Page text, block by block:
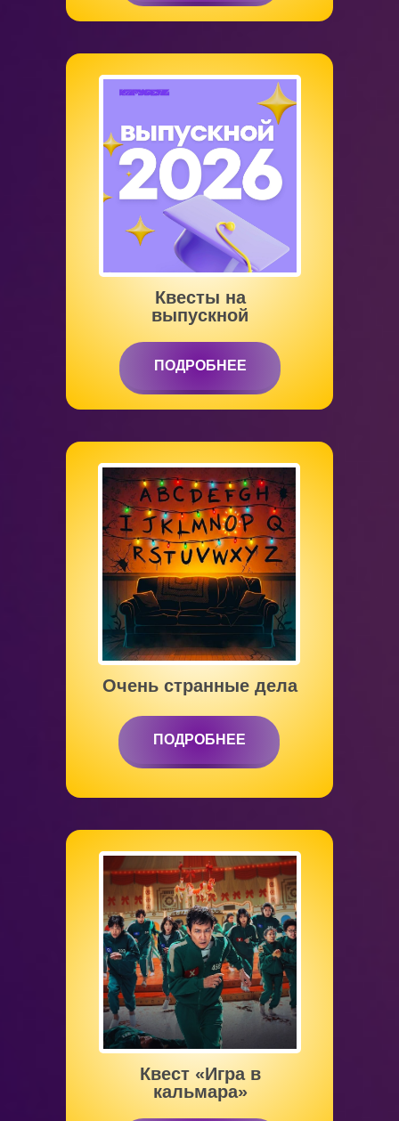
от 6 до 12 лет
ПОДРОБНЕЕ
ПОДРОБНЕЕ
Очень странные дела
Квесты на
выпускной
ПОДРОБНЕЕ
ПОДРОБНЕЕ
Квест «Игра в
кальмара»